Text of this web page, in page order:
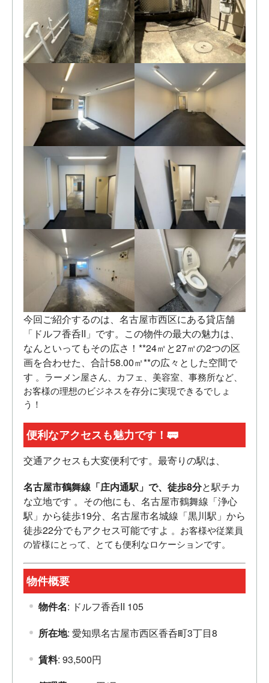
今回ご紹介するのは、名古屋市西区にある貸店舗
「ドルフ香呑II」です。この物件の最大の魅力は、
なんといってもその広さ！**24㎡と27㎡の2つの区
画を合わせた、合計58.00㎡**の広々とした空間で
す 。ラーメン屋さん、カフェ、美容室、事務所など、
お客様の理想のビジネスを存分に実現できるでしょ
う！
便利なアクセスも魅力です！🚃
交通アクセスも大変便利です。最寄りの駅は、
名古屋市鶴舞線「庄内通駅」で、徒歩8分と駅チカ
な立地です 。その他にも、名古屋市鶴舞線「浄心
駅」から徒歩19分、名古屋市名城線「黒川駅」から
徒歩22分でもアクセス可能ですよ 。お客様や従業員
の皆様にとって、とても便利なロケーションです。
物件概要
物件名: ドルフ香呑II 105
所在地: 愛知県名古屋市西区香呑町3丁目8
賃料: 93,500円